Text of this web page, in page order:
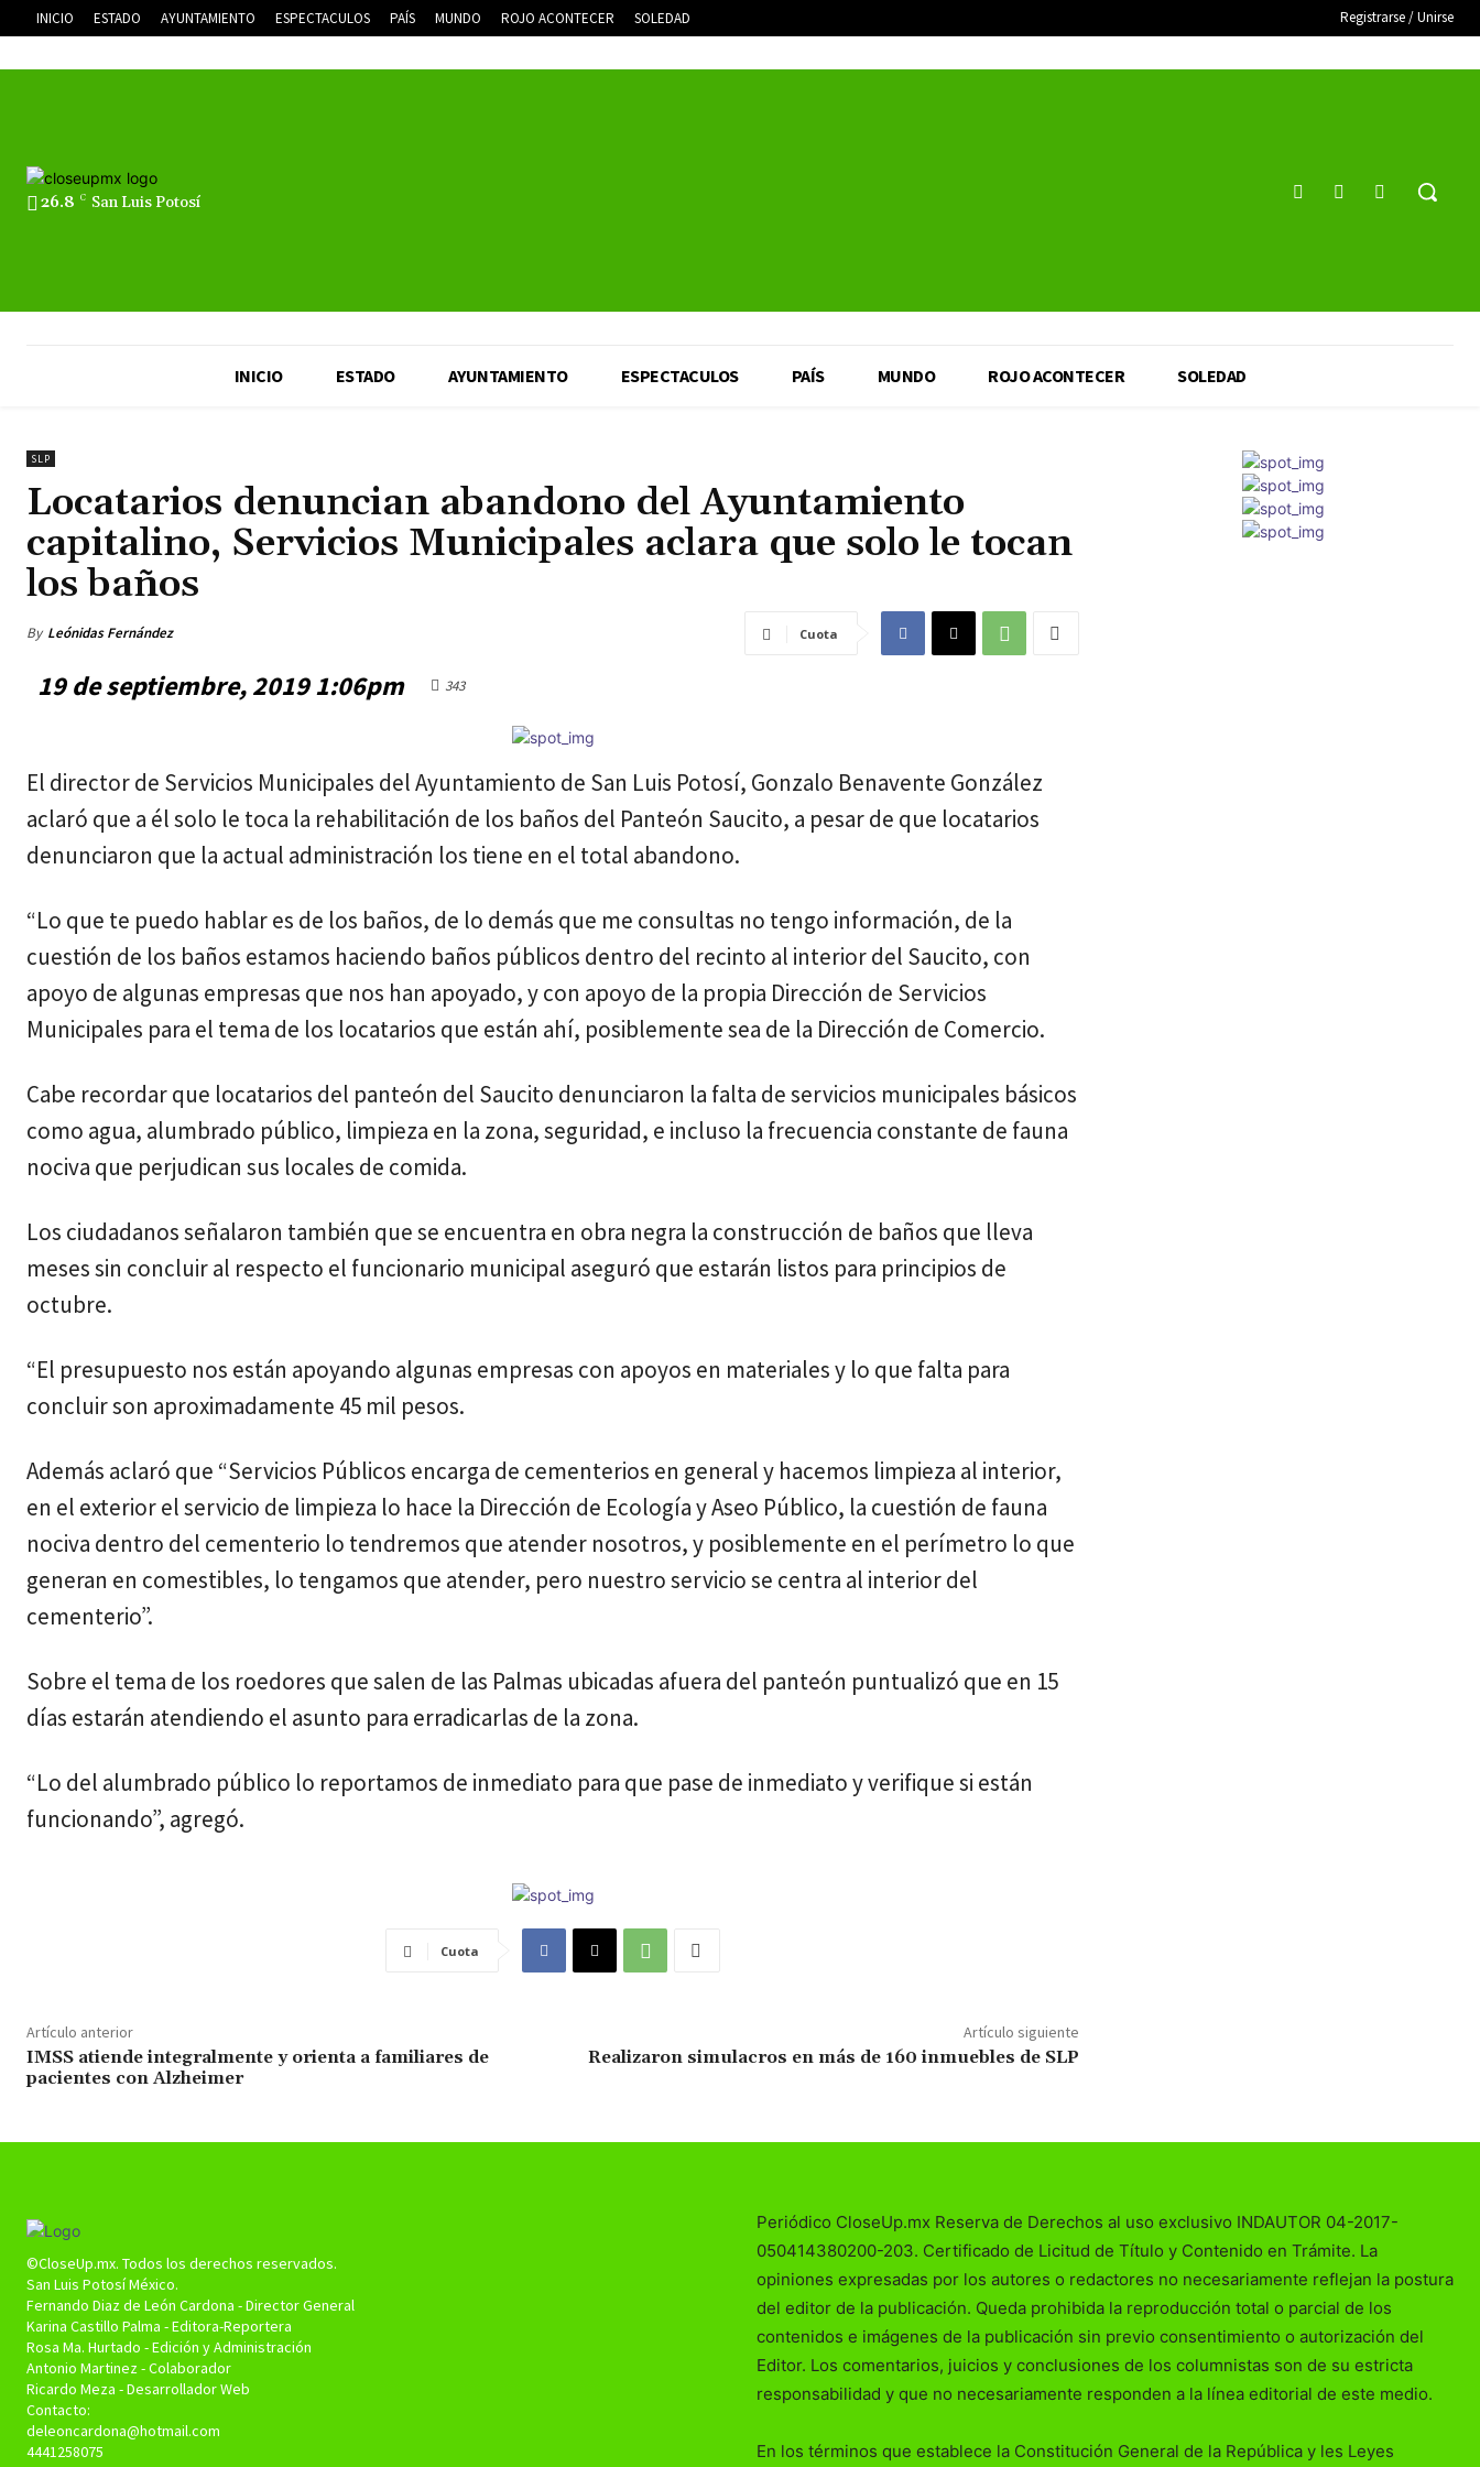
INICIO ESTADO AYUNTAMIENTO ESPECTACULOS PAÍS MUNDO ROJO ACONTECER SOLEDAD Registrarse / Unirse
26.8 C San Luis Potosí
INICIO ESTADO AYUNTAMIENTO ESPECTACULOS PAÍS MUNDO ROJO ACONTECER SOLEDAD
SLP
Locatarios denuncian abandono del Ayuntamiento
capitalino, Servicios Municipales aclara que solo le tocan
los baños
By Leónidas Fernández
19 de septiembre, 2019 1:06pm 343
Cuota
El director de Servicios Municipales del Ayuntamiento de San Luis Potosí, Gonzalo Benavente González
aclaró que a él solo le toca la rehabilitación de los baños del Panteón Saucito, a pesar de que locatarios
denunciaron que la actual administración los tiene en el total abandono.
“Lo que te puedo hablar es de los baños, de lo demás que me consultas no tengo información, de la
cuestión de los baños estamos haciendo baños públicos dentro del recinto al interior del Saucito, con
apoyo de algunas empresas que nos han apoyado, y con apoyo de la propia Dirección de Servicios
Municipales para el tema de los locatarios que están ahí, posiblemente sea de la Dirección de Comercio.
Cabe recordar que locatarios del panteón del Saucito denunciaron la falta de servicios municipales básicos
como agua, alumbrado público, limpieza en la zona, seguridad, e incluso la frecuencia constante de fauna
nociva que perjudican sus locales de comida.
Los ciudadanos señalaron también que se encuentra en obra negra la construcción de baños que lleva
meses sin concluir al respecto el funcionario municipal aseguró que estarán listos para principios de
octubre.
“El presupuesto nos están apoyando algunas empresas con apoyos en materiales y lo que falta para
concluir son aproximadamente 45 mil pesos.
Además aclaró que “Servicios Públicos encarga de cementerios en general y hacemos limpieza al interior,
en el exterior el servicio de limpieza lo hace la Dirección de Ecología y Aseo Público, la cuestión de fauna
nociva dentro del cementerio lo tendremos que atender nosotros, y posiblemente en el perímetro lo que
generan en comestibles, lo tengamos que atender, pero nuestro servicio se centra al interior del
cementerio”.
Sobre el tema de los roedores que salen de las Palmas ubicadas afuera del panteón puntualizó que en 15
días estarán atendiendo el asunto para erradicarlas de la zona.
“Lo del alumbrado público lo reportamos de inmediato para que pase de inmediato y verifique si están
funcionando”, agregó.
Cuota
Artículo anterior
IMSS atiende integralmente y orienta a familiares de
pacientes con Alzheimer
Artículo siguiente
Realizaron simulacros en más de 160 inmuebles de SLP
©CloseUp.mx. Todos los derechos reservados.
San Luis Potosí México.
Fernando Diaz de León Cardona - Director General
Karina Castillo Palma - Editora-Reportera
Rosa Ma. Hurtado - Edición y Administración
Antonio Martinez - Colaborador
Ricardo Meza - Desarrollador Web
Contacto:
deleoncardona@hotmail.com
4441258075
Periódico CloseUp.mx Reserva de Derechos al uso exclusivo INDAUTOR 04-2017-
050414380200-203. Certificado de Licitud de Título y Contenido en Trámite. La
opiniones expresadas por los autores o redactores no necesariamente reflejan la postura
del editor de la publicación. Queda prohibida la reproducción total o parcial de los
contenidos e imágenes de la publicación sin previo consentimiento o autorización del
Editor. Los comentarios, juicios y conclusiones de los columnistas son de su estricta
responsabilidad y que no necesariamente responden a la línea editorial de este medio.
En los términos que establece la Constitución General de la República y les Leyes